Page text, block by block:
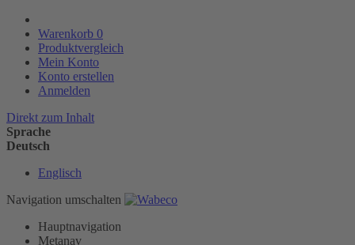
Warenkorb 0
Produktvergleich
Mein Konto
Konto erstellen
Anmelden
Direkt zum Inhalt
Sprache
Deutsch
Englisch
Navigation umschalten
Hauptnavigation
Metanav